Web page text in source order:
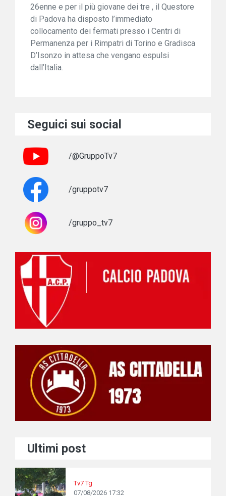
26enne e per il più giovane dei tre , il Questore
di Padova ha disposto l’immediato
collocamento dei fermati presso i Centri di
Permanenza per i Rimpatri di Torino e Gradisca
D’Isonzo in attesa che vengano espulsi
dall’Italia.
Seguici sui social
/@GruppoTv7
/gruppotv7
/gruppo_tv7
Ultimi post
Tv7 Tg
07/08/2026 17:32